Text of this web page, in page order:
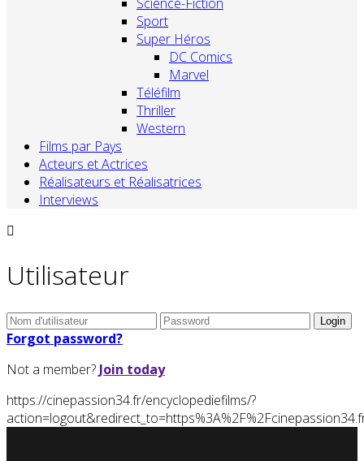
Sport
Super Héros
DC Comics
Marvel
Téléfilm
Thriller
Western
Films par Pays
Acteurs et Actrices
Réalisateurs et Réalisatrices
Interviews
Utilisateur
Forgot password?
Not a member? Join today
https://cinepassion34.fr/encyclopediefilms/?